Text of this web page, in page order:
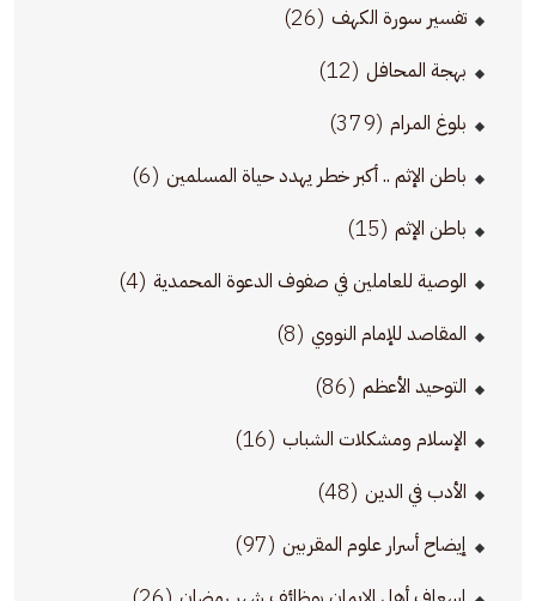
تفسير سورة الكهف (26)
بهجة المحافل (12)
بلوغ المرام (379)
باطن الإثم .. أكبر خطر يهدد حياة المسلمين (6)
باطن الإثم (15)
الوصية للعاملين في صفوف الدعوة المحمدية (4)
المقاصد للإمام النووي (8)
التوحيد الأعظم (86)
الإسلام ومشكلات الشباب (16)
الأدب في الدين (48)
إيضاح أسرار علوم المقربين (97)